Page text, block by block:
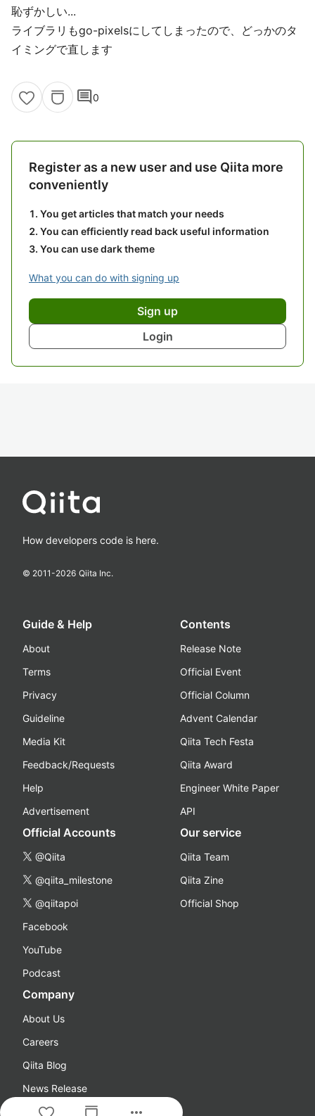
恥ずかしい...
ライブラリもgo-pixelsにしてしまったので、どっかのタ
イミングで直します
comment0
Register as a new user and use Qiita more
conveniently
You get articles that match your needs
You can efficiently read back useful information
You can use dark theme
What you can do with signing up
Sign up
Login
How developers code is here.
© 2011-2026 Qiita Inc.
Guide & Help
About
Terms
Privacy
Guideline
Media Kit
Feedback/Requests
Help
Advertisement
Contents
Release Note
Official Event
Official Column
Advent Calendar
Qiita Tech Festa
Qiita Award
Engineer White Paper
API
Official Accounts
@Qiita
@qiita_milestone
@qiitapoi
Facebook
YouTube
Podcast
Our service
Qiita Team
Qiita Zine
Official Shop
Company
About Us
Careers
Qiita Blog
News Release